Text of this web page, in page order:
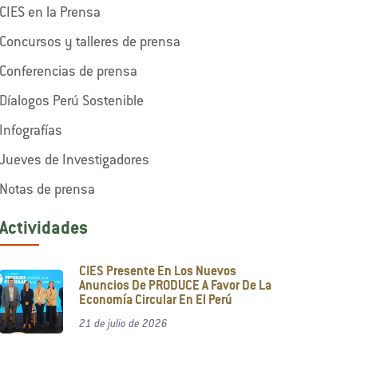
CIES en la Prensa
Concursos y talleres de prensa
Conferencias de prensa
Díalogos Perú Sostenible
Infografías
Jueves de Investigadores
Notas de prensa
Actividades
CIES Presente En Los Nuevos
Anuncios De PRODUCE A Favor De La
Economía Circular En El Perú
21 de julio de 2026